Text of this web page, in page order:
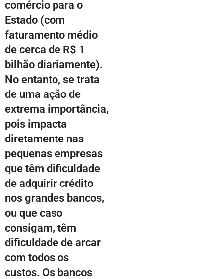
comércio para o
Estado (com
faturamento médio
de cerca de R$ 1
bilhão diariamente).
No entanto, se trata
de uma ação de
extrema importância,
pois impacta
diretamente nas
pequenas empresas
que têm dificuldade
de adquirir crédito
nos grandes bancos,
ou que caso
consigam, têm
dificuldade de arcar
com todos os
custos. Os bancos